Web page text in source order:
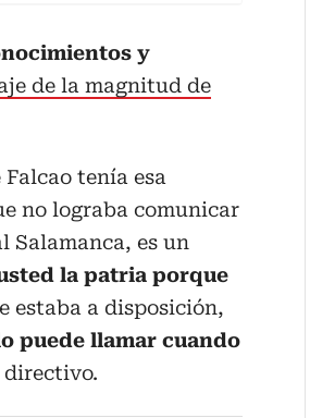
y
de la magnitud de
tenía esa
no lograba comunicar
Salamanca, es un
la patria porque
estaba a disposición,
puede llamar cuando
directivo.